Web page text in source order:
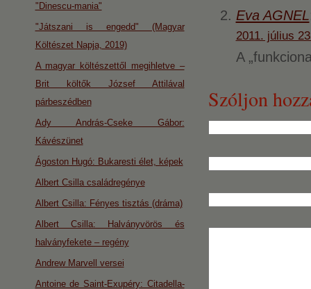
Eva AGNEL
2011. július
A
Szóljon
"Dinescu-mania"
"Játszani is engedd" (Magyar
Költészet Napja, 2019)
A magyar költészettől megihletve –
Brit költők József Attilával
párbeszédben
Ady András-Cseke Gábor:
Kávészünet
Ágoston Hugó: Bukaresti élet, képek
Albert Csilla családregénye
Albert Csilla: Fényes tisztás (dráma)
Albert Csilla: Halványvörös és
halványfekete – regény
Andrew Marvell versei
Antoine de Saint-Exupéry: Citadella-